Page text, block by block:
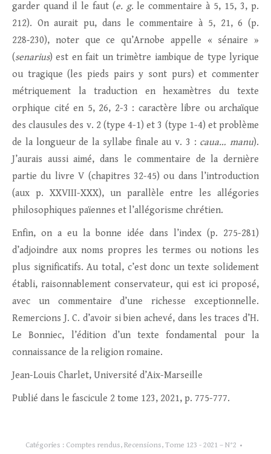
garder quand il le faut (e. g. le commentaire à 5, 15, 3, p.
212). On aurait pu, dans le commentaire à 5, 21, 6 (p.
228‑230), noter que ce qu’Arnobe appelle « sénaire »
(senarius) est en fait un trimètre iambique de type lyrique
ou tragique (les pieds pairs y sont purs) et commenter
métriquement la traduction en hexamètres du texte
orphique cité en 5, 26, 2-3 : caractère libre ou archaïque
des clausules des v. 2 (type 4-1) et 3 (type 1-4) et problème
de la longueur de la syllabe finale au v. 3 : caua… manu).
J’aurais aussi aimé, dans le commentaire de la dernière
partie du livre V (chapitres 32-45) ou dans l’introduction
(aux p. XXVIII-XXX), un parallèle entre les allégories
philosophiques païennes et l’allégorisme chrétien.
Enfin, on a eu la bonne idée dans l’index (p. 275-281)
d’adjoindre aux noms propres les termes ou notions les
plus significatifs. Au total, c’est donc un texte solidement
établi, raisonnablement conservateur, qui est ici proposé,
avec un commentaire d’une richesse exceptionnelle.
Remercions J. C. d’avoir si bien achevé, dans les traces d’H.
Le Bonniec, l’édition d’un texte fondamental pour la
connaissance de la religion romaine.
Jean-Louis Charlet, Université d’Aix-Marseille
Publié dans le fascicule 2 tome 123, 2021, p. 775-777.
Catégories : Comptes rendus, Recensions, Tome 123 - 2021 – N°2